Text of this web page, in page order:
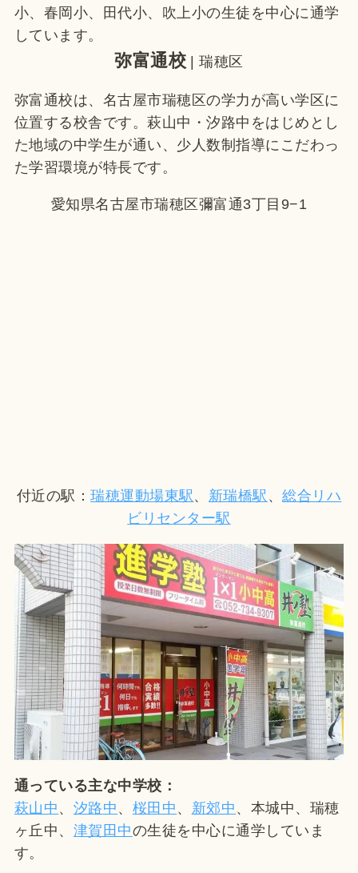
小、春岡小、田代小、吹上小の生徒を中心に通学
しています。
弥富通校 | 瑞穂区
弥富通校は、名古屋市瑞穂区の学力が高い学区に
位置する校舎です。萩山中・汐路中をはじめとし
た地域の中学生が通い、少人数制指導にこだわっ
た学習環境が特長です。
愛知県名古屋市瑞穂区彌富通3丁目9−1
付近の駅：瑞穂運動場東駅、 新瑞橋駅 、総合リハ
ビリセンター駅
通っている主な中学校：
萩山中 、 汐路中 、 桜田中 、 新郊中 、本城中、瑞穂
ヶ丘中、 津賀田中の生徒を中心に通学していま
す。